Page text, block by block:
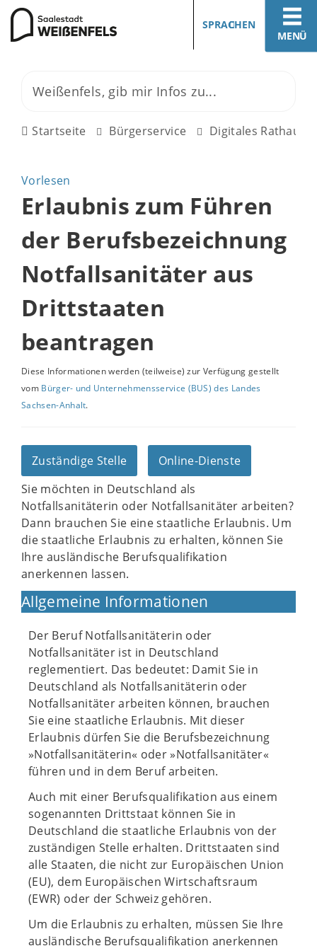
MENÜ
SPRACHEN
Startseite Bürgerservice Digitales Rathaus
Vorlesen
Erlaubnis zum Führen
der Berufsbezeichnung
Notfallsanitäter aus
Drittstaaten
beantragen
Diese Informationen werden (teilweise) zur Verfügung gestellt
vom Bürger- und Unternehmensservice (BUS) des Landes
Sachsen-Anhalt.
Zuständige Stelle
Online-Dienste
Sie möchten in Deutschland als
Notfallsanitäterin oder Notfallsanitäter arbeiten?
Dann brauchen Sie eine staatliche Erlaubnis. Um
die staatliche Erlaubnis zu erhalten, können Sie
Ihre ausländische Berufsqualifikation
anerkennen lassen.
Allgemeine Informationen
Der Beruf Notfallsanitäterin oder
Notfallsanitäter ist in Deutschland
reglementiert. Das bedeutet: Damit Sie in
Deutschland als Notfallsanitäterin oder
Notfallsanitäter arbeiten können, brauchen
Sie eine staatliche Erlaubnis. Mit dieser
Erlaubnis dürfen Sie die Berufsbezeichnung
»Notfallsanitäterin« oder »Notfallsanitäter«
führen und in dem Beruf arbeiten.
Auch mit einer Berufsqualifikation aus einem
sogenannten Drittstaat können Sie in
Deutschland die staatliche Erlaubnis von der
zuständigen Stelle erhalten. Drittstaaten sind
alle Staaten, die nicht zur Europäischen Union
(EU), dem Europäischen Wirtschaftsraum
(EWR) oder der Schweiz gehören.
Um die Erlaubnis zu erhalten, müssen Sie Ihre
ausländische Berufsqualifikation anerkennen